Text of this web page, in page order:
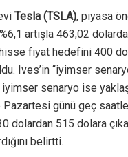
Tesla (TSLA), piyasa
artışla 463,02
fiyat hedefini 400
Ives’in “iyimser
senaryo ise
Pazartesi günü geç
dolardan 515 dolara
belirtti.